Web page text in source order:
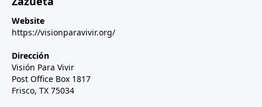
Website
https://visionparavivir.org/
Dirección
Visión Para Vivir
Post Office Box 1817
Frisco, TX 75034